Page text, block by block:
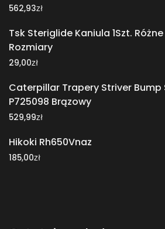
562,93zł
Tsk Steriglide Kaniula 1Szt. Różne
Rozmiary
29,00zł
Caterpillar Trapery Striver Bump
P725098 Brązowy
529,99zł
Hikoki Rh650Vnaz
185,00zł